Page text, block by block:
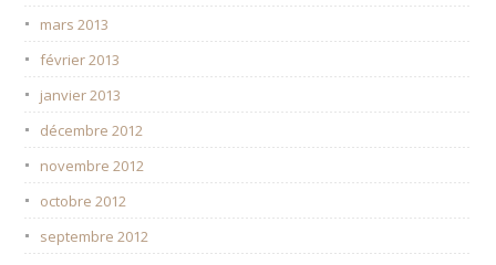
mars 2013
février 2013
janvier 2013
décembre 2012
novembre 2012
octobre 2012
septembre 2012